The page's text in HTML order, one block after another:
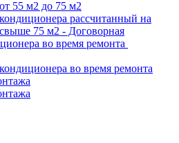
55 м2 до 75 м2
рассчитанный на
75 м2 - Договорная
во время ремонта
во время ремонта